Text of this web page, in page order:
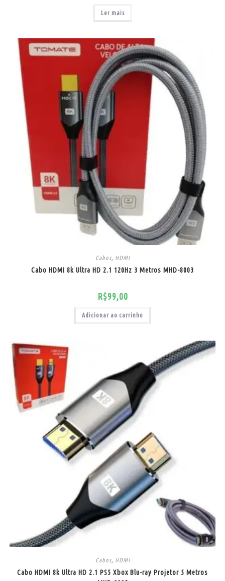
Ler mais
Cabos, HDMI
Cabo HDMI 8k Ultra HD 2.1 120Hz 3 Metros MHD-8003
R$99,00
Adicionar ao carrinho
Cabos, HDMI
Cabo HDMI 8k Ultra HD 2.1 PS5 Xbox Blu-ray Projetor 5 Metros